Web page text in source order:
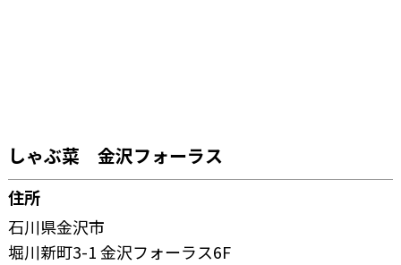
しゃぶ菜 金沢フォーラス
住所
石川県金沢市
堀川新町3-1 金沢フォーラス6F